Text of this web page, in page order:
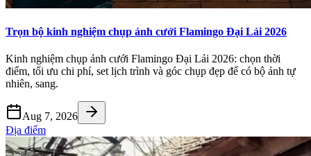
Trọn bộ kinh nghiệm chụp ảnh cưới Flamingo Đại Lải 2026
Kinh nghiệm chụp ảnh cưới Flamingo Đại Lải 2026: chọn thời
điểm, tối ưu chi phí, set lịch trình và góc chụp đẹp để có bộ ảnh tự
nhiên, sang.
Aug 7, 2026
Địa điểm